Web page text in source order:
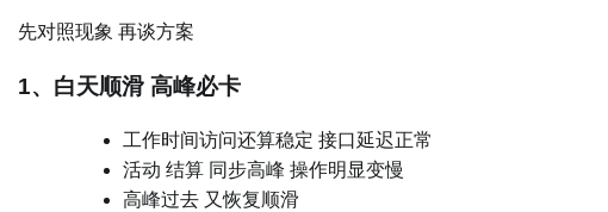
先对照现象 再谈方案
1、白天顺滑 高峰必卡
工作时间访问还算稳定 接口延迟正常
活动 结算 同步高峰 操作明显变慢
高峰过去 又恢复顺滑